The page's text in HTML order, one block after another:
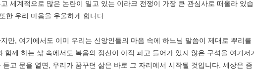
세계적으로 많은 논란이 일고 있는 이라크 전쟁이 가장 큰 관심사로 떠올라 있
한 우리 마음을 우울하게 합니다.
만, 여기에서도 이미 우리는 신앙인들의 마음 속에 하느님 말씀이 제대로 뿌리
함께 하는 삶 속에서도 복음의 정신이 아직 파고 들어가 있지 않은 구석을 여기
고 문을 열면, 우리가 꿈꾸던 삶은 바로 그 자리에서 시작될 것입니다. 세상은